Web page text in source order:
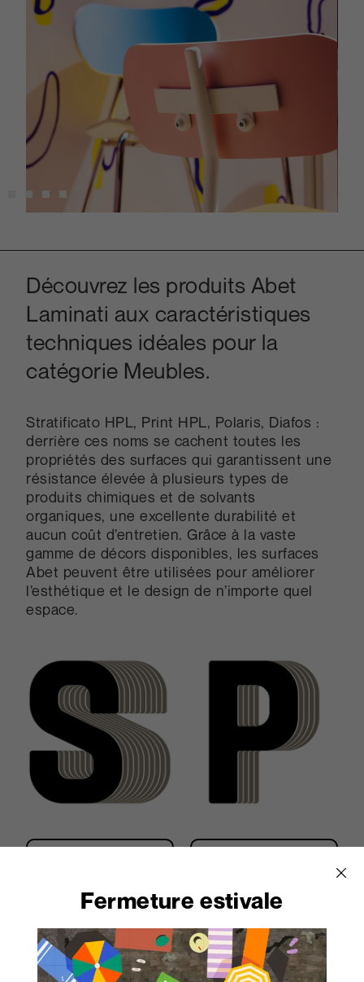
Découvrez les produits Abet
Laminati aux caractéristiques
techniques idéales pour la
catégorie Meubles.
Stratificato HPL, Print HPL, Polaris, Diafos :
derrière ces noms se cachent toutes les
propriétés des surfaces qui garantissent une
résistance élevée à plusieurs types de
produits chimiques et de solvants
organiques, une excellente durabilité et
aucun coût d’entretien. Grâce à la vaste
gamme de décors disponibles, les surfaces
Abet peuvent être utilisées pour améliorer
l’esthétique et le design de n’importe quel
espace.
Fermeture estivale